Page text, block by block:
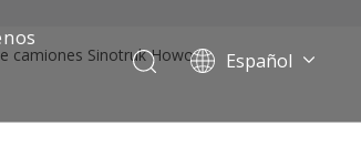
Español
Pусский
camiones Sinotruk Howo